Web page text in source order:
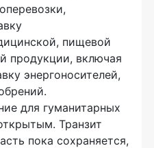
пищевой
продукции, включая
энергоносителей,
для гуманитарных
Транзит
пока сохраняется,